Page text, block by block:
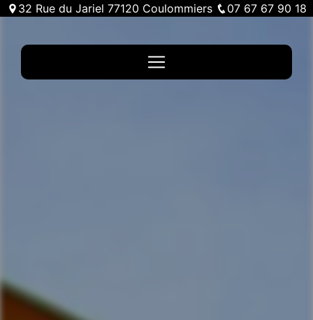
32 Rue du Jariel 77120 Coulommiers 07 67 67 90 18
Panneau de gestion des cookies